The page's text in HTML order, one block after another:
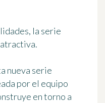
la serie
.
nueva serie
por el equipo
en torno a